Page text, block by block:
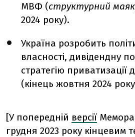
МВФ (структурний маяк
2024 року).
Україна розробить
власності, дивідендну
стратегію приватизації
(кінець жовтня 2024
[У попередній версії
грудня 2023 року кінцевим